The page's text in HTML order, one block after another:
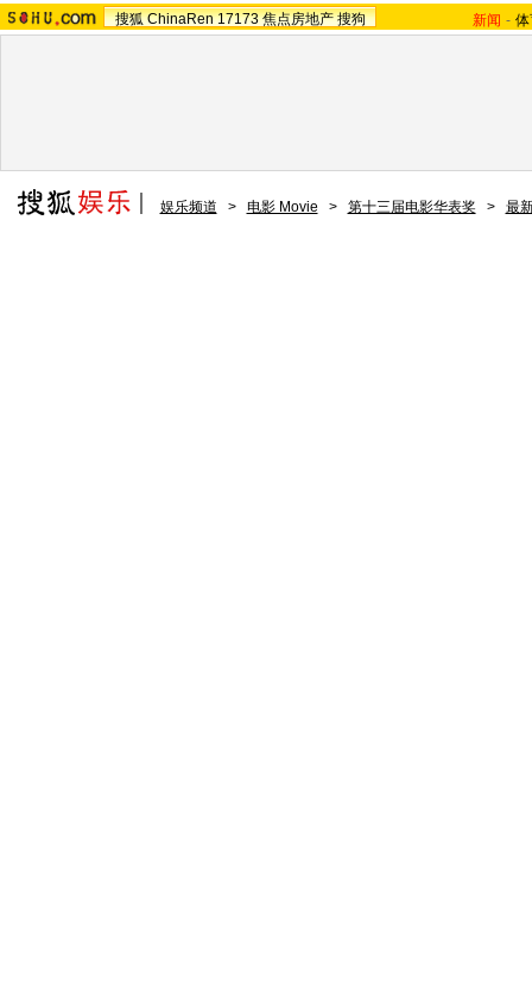
搜狐 ChinaRen 17173 焦点房地产 搜狗 新闻 -
娱乐频道 > 电影 Movie > 第十三届电影华表奖 > 最